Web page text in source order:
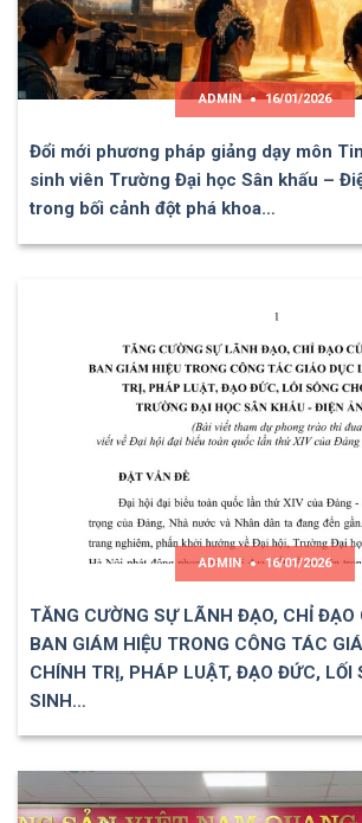
ADMIN 16/01/2026
Đổi mới phương pháp giảng dạy môn
sinh viên Trường Đại học Sân khấu –
trong bối cảnh đột phá khoa…
ADMIN 16/01/2026
TĂNG CƯỜNG SỰ LÃNH ĐẠO, CHỈ ĐẠO
BAN GIÁM HIỆU TRONG CÔNG TÁC
CHÍNH TRỊ, PHÁP LUẬT, ĐẠO ĐỨC, LỐI
SINH…